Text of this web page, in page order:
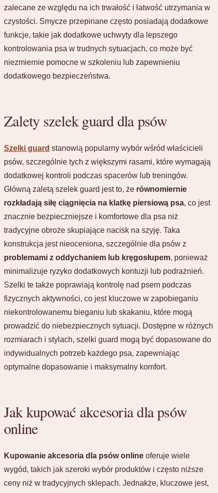
zalecane ze względu na ich trwałość i łatwość utrzymania w
czystości. Smycze przepinane często posiadają dodatkowe
funkcje, takie jak dodatkowe uchwyty dla lepszego
kontrolowania psa w trudnych sytuacjach, co może być
niezmiernie pomocne w szkoleniu lub zapewnieniu
dodatkowego bezpieczeństwa.
Zalety szelek guard dla psów
Szelki guard stanowią popularny wybór wśród właścicieli
psów, szczególnie tych z większymi rasami, które wymagają
dodatkowej kontroli podczas spacerów lub treningów.
Główną zaletą szelek guard jest to, że równomiernie
rozkładają siłę ciągnięcia na klatkę piersiową psa, co jest
znacznie bezpieczniejsze i komfortowe dla psa niż
tradycyjne obroże skupiające nacisk na szyję. Taka
konstrukcja jest nieoceniona, szczególnie dla psów z
problemami z oddychaniem lub kręgosłupem, ponieważ
minimalizuje ryzyko dodatkowych kontuzji lub podrażnień.
Szelki te także poprawiają kontrolę nad psem podczas
fizycznych aktywności, co jest kluczowe w zapobieganiu
niekontrolowanemu bieganiu lub skakaniu, które mogą
prowadzić do niebezpiecznych sytuacji. Dostępne w różnych
rozmiarach i stylach, szelki guard mogą być dopasowane do
indywidualnych potrzeb każdego psa, zapewniając
optymalne dopasowanie i maksymalny komfort.
Jak kupować akcesoria dla psów
online
Kupowanie akcesoria dla psów online oferuje wiele
wygód, takich jak szeroki wybór produktów i często niższe
ceny niż w tradycyjnych sklepach. Jednakże, kluczowe jest,